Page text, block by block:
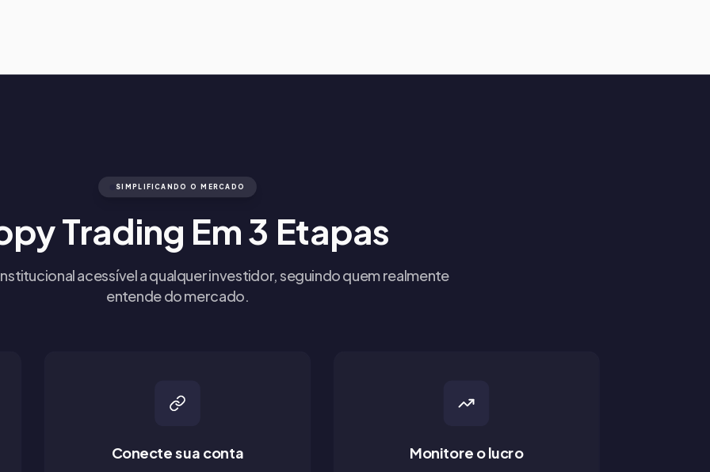
SIMPLIFICANDO O MERCADO
Trading Em 3 Etapas
acessível a qualquer investidor, seguindo quem realmente
entende do mercado.
Conecte sua conta Monitore o lucro